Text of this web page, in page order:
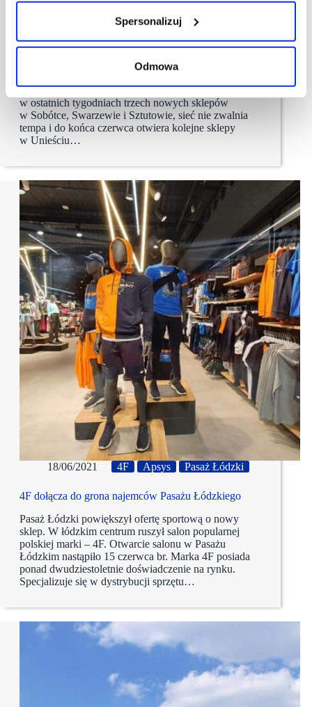
Spersonalizuj
Odmowa
POLOmarket otwiera dwa nowe sklepy i rozpoczyna
swój nowy obiekt w Unieściu k. Mielna
w Choczewie (woj. pomorskie). Po otwarciach
w ostatnich tygodniach trzech nowych sklepów
w Sobótce, Swarzewie i Sztutowie, sieć nie zwalnia
tempa i do końca czerwca otwiera kolejne sklepy
w Unieściu…
18/06/2021 4F Apsys Pasaż Łódzki
4F dołącza do grona najemców Pasażu Łódzkiego
Pasaż Łódzki powiększył ofertę sportową o nowy
sklep. W łódzkim centrum ruszył salon popularnej
polskiej marki – 4F. Otwarcie salonu w Pasażu
Łódzkim nastąpiło 15 czerwca br. Marka 4F posiada
ponad dwudziestoletnie doświadczenie na rynku.
Specjalizuje się w dystrybucji sprzętu…